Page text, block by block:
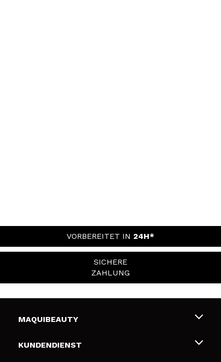
VORBEREITET IN 24H*
SICHERE
ZAHLUNG
MAQUIBEAUTY
Über uns
KUNDENDIENST